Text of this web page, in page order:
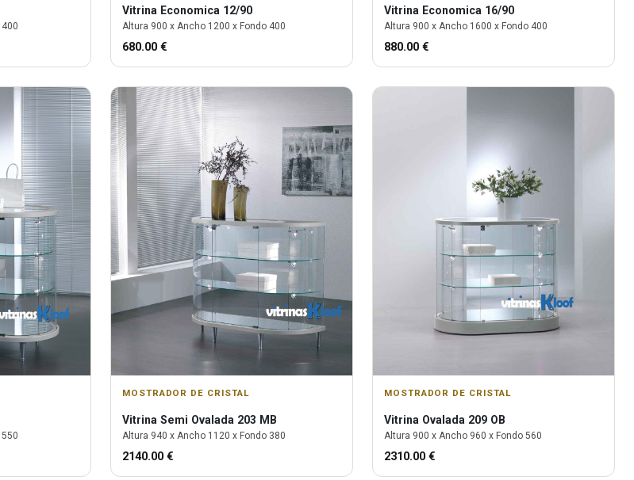
400
Vitrina Economica 12/90
Altura 900 x Ancho 1200 x Fondo 400
680.00 €
Vitrina Economica 16/90
Altura 900 x Ancho 1600 x Fondo 400
880.00 €
550
MOSTRADOR DE CRISTAL
Vitrina Semi Ovalada 203 MB
Altura 940 x Ancho 1120 x Fondo 380
2140.00 €
MOSTRADOR DE CRISTAL
Vitrina Ovalada 209 OB
Altura 900 x Ancho 960 x Fondo 560
2310.00 €